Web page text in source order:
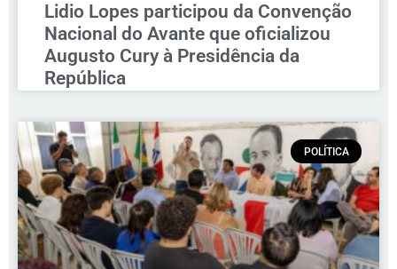
Lidio Lopes participou da Convenção
Nacional do Avante que oficializou
Augusto Cury à Presidência da
República
POLÍTICA